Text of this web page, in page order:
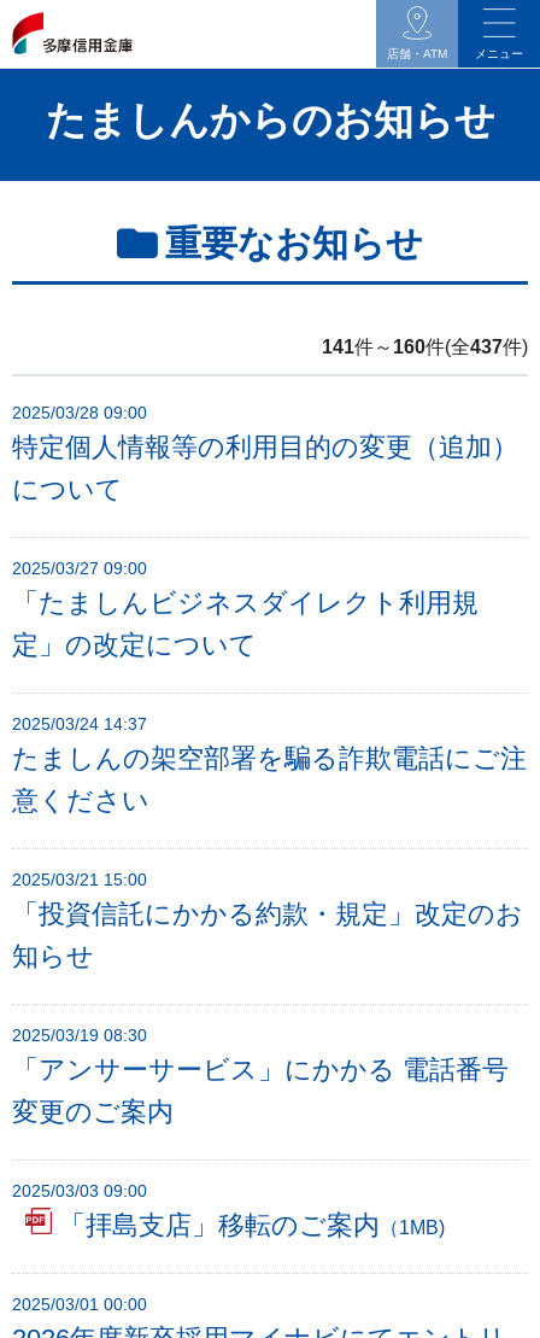
ン
ト
キ
関
連
の
ニ
ュ
ー
ペ
ジ
本
文
へ
ニ
ー
ッ
タ
ー
店舗・ATM メニュー
たましんからのお知らせ
重要なお知らせ
141件～ 160件(全437件)
2025/03/28 09:00
特定個人情報等の利用目的の変更（追加）
について
2025/03/27 09:00
「たましんビジネスダイレクト利用規
定」の改定について
2025/03/24 14:37
たましんの架空部署を騙る詐欺電話にご注
意ください
2025/03/21 15:00
「投資信託にかかる約款・規定」改定のお
知らせ
2025/03/19 08:30
「アンサーサービス」にかかる 電話番号
変更のご案内
2025/03/03 09:00
「拝島支店」移転のご案内 （1MB)
2025/03/01 00:00